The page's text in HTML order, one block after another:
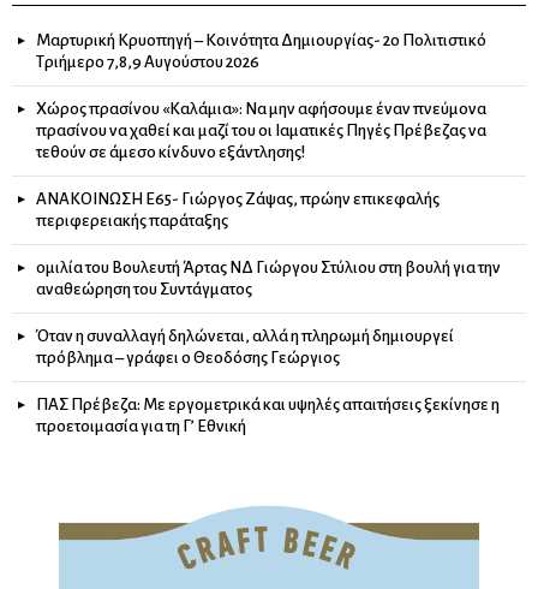
Μαρτυρική Κρυοπηγή – Κοινότητα Δημιουργίας- 2ο Πολιτιστικό
Τριήμερο 7,8,9 Αυγούστου 2026
Χώρος πρασίνου «Καλάμια»: Να μην αφήσουμε έναν πνεύμονα
πρασίνου να χαθεί και μαζί του οι Ιαματικές Πηγές Πρέβεζας να
τεθούν σε άμεσο κίνδυνο εξάντλησης!
ΑΝΑΚΟΙΝΩΣΗ Ε65- Γιώργος Ζάψας, πρώην επικεφαλής
περιφερειακής παράταξης
ομιλία του Βουλευτή Άρτας ΝΔ Γιώργου Στύλιου στη βουλή για την
αναθεώρηση του Συντάγματος
Όταν η συναλλαγή δηλώνεται, αλλά η πληρωμή δημιουργεί
πρόβλημα – γράφει ο Θεοδόσης Γεώργιος
ΠΑΣ Πρέβεζα: Με εργομετρικά και υψηλές απαιτήσεις ξεκίνησε η
προετοιμασία για τη Γ’ Εθνική